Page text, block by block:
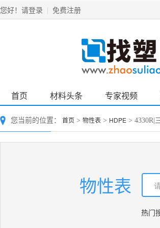
您好！ 请登录 免费注册
首页 材料头条 专家视频
您当前的位置： 首页 > 物性表 > HDPE > 4330R|
物性表
热门